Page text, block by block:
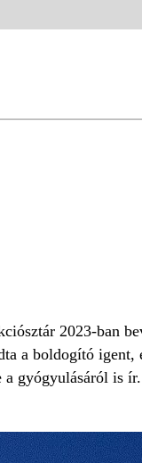
2023-ban
a boldogító igent,
a gyógyulásáról is ír.